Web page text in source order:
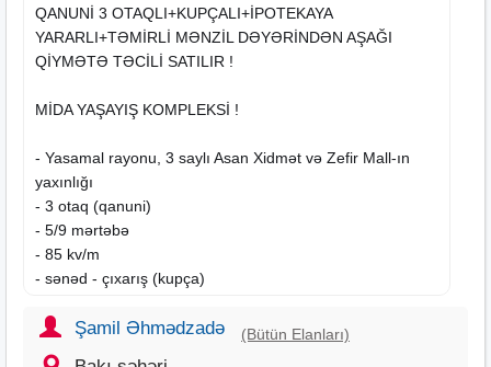
QANUNİ 3 OTAQLI+KUPÇALI+İPOTEKAYA
YARARLI+TƏMİRLİ MƏNZİL DƏYƏRİNDƏN AŞAĞI
QİYMƏTƏ TƏCİLİ SATILIR !
MİDA YAŞAYIŞ KOMPLEKSİ !
- Yasamal rayonu, 3 saylı Asan Xidmət və Zefir Mall-ın
yaxınlığı
- 3 otaq (qanuni)
- 5/9 mərtəbə
- 85 kv/m
- sənəd - çıxarış (kupça)
- kombi istilik sistemi
- təmirli
Şamil Əhmədzadə (Bütün Elanları)